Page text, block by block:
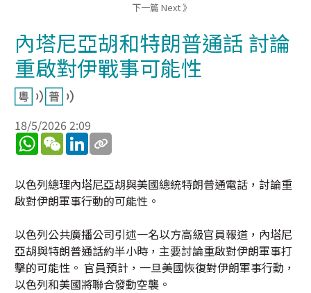
下一篇 Next 》
內塔尼亞胡和特朗普通話 討論
重啟對伊戰事可能性
18/5/2026 2:09
WhatsApp
WeChatLinkedIn
以色列總理內塔尼亞胡與美國總統特朗普通電話，討論重
啟對伊朗軍事行動的可能性。
以色列公共廣播公司引述一名以方高級官員報道，內塔尼
亞胡與特朗普通話約半小時，主要討論重啟對伊朗軍事打
擊的可能性。 官員預計，一旦美國恢復對伊朗軍事行動，
以色列和美國將聯合發動空襲。